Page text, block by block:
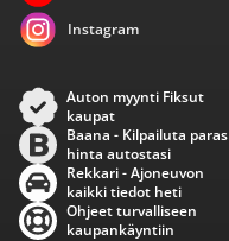
Instagram
Auton myynti Fiksut
kaupat
Baana - Kilpailuta paras
hinta autostasi
Rekkari - Ajoneuvon
kaikki tiedot heti
Ohjeet turvalliseen
kaupankäyntiin